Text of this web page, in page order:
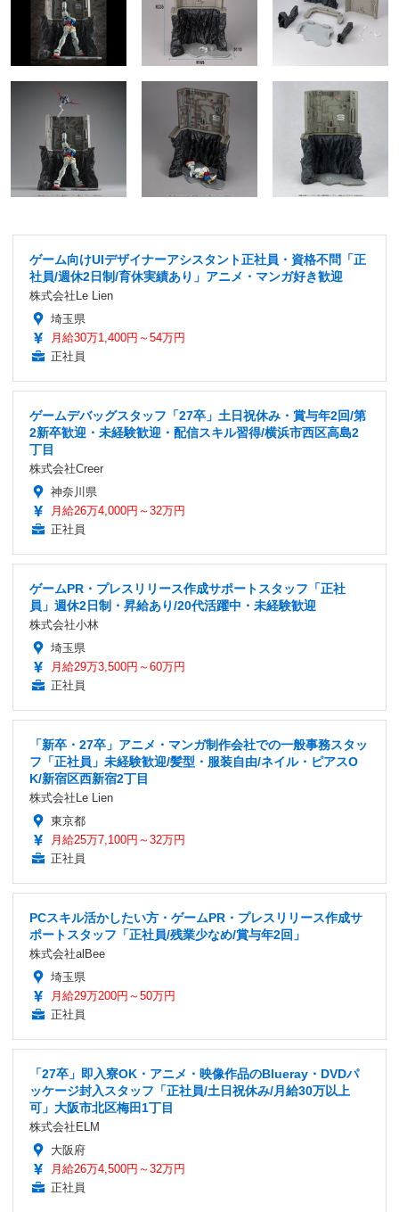
ゲーム向けUIデザイナーアシスタント正社員・資格不問「正
社員/週休2日制/育休実績あり」アニメ・マンガ好き歓迎
株式会社Le Lien
埼玉県
月給30万1,400円～54万円
正社員
ゲームデバッグスタッフ「27卒」土日祝休み・賞与年2回/第
2新卒歓迎・未経験歓迎・配信スキル習得/横浜市西区高島2
丁目
株式会社Creer
神奈川県
月給26万4,000円～32万円
正社員
ゲームPR・プレスリリース作成サポートスタッフ「正社
員」週休2日制・昇給あり/20代活躍中・未経験歓迎
株式会社小林
埼玉県
月給29万3,500円～60万円
正社員
「新卒・27卒」アニメ・マンガ制作会社での一般事務スタッ
フ「正社員」未経験歓迎/髪型・服装自由/ネイル・ピアスO
K/新宿区西新宿2丁目
株式会社Le Lien
東京都
月給25万7,100円～32万円
正社員
PCスキル活かしたい方・ゲームPR・プレスリリース作成サ
ポートスタッフ「正社員/残業少なめ/賞与年2回」
株式会社alBee
埼玉県
月給29万200円～50万円
正社員
「27卒」即入寮OK・アニメ・映像作品のBlueray・DVDパ
ッケージ封入スタッフ「正社員/土日祝休み/月給30万以上
可」大阪市北区梅田1丁目
株式会社ELM
大阪府
月給26万4,500円～32万円
正社員